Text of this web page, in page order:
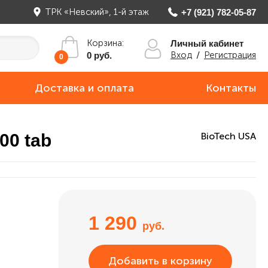
ТРК «Невский», 1-й этаж +7 (921) 782-05-87
0
Корзина:
0 руб.
Личный кабинет
Вход / Регистрация
Доставка и оплата Контакты
tab BioTech USA
1 290 руб.
Добавить в корзину